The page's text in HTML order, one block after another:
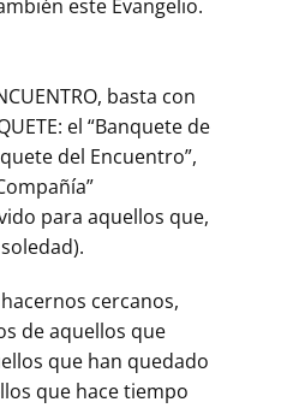
este Evangelio.
basta con
el “Banquete de
del Encuentro”,
para aquellos que,
cercanos,
de aquellos que
que han quedado
que hace tiempo